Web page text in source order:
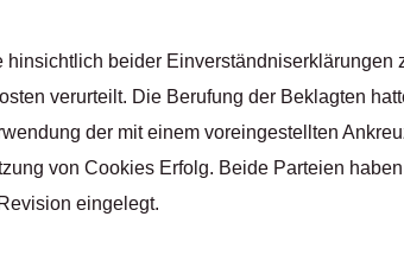
hinsichtlich beider Einverständniserklärungen
verurteilt. Die Berufung der Beklagten
der mit einem voreingestellten
von Cookies Erfolg. Beide Parteien
eingelegt.